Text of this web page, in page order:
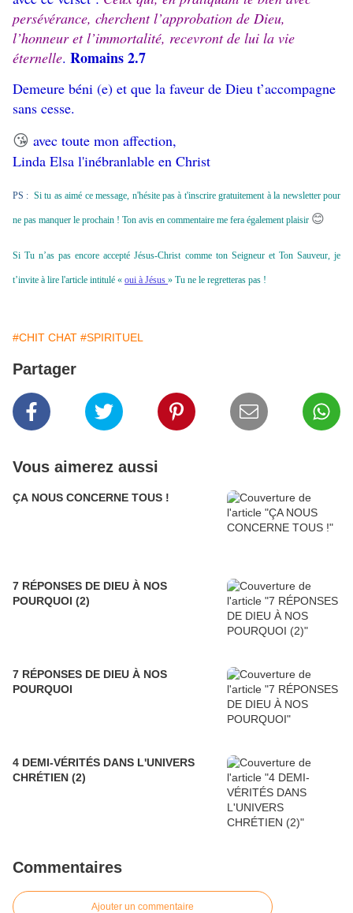
persévérance, cherchent l’approbation de Dieu,
l’honneur et l’immortalité, recevront de lui la vie
éternelle. Romains 2.7
Demeure béni (e) et que la faveur de Dieu t’accompagne
sans cesse.
😘 avec toute mon affection,
Linda Elsa l'inébranlable en Christ
PS : Si tu as aimé ce message, n'hésite pas à t'inscrire gratuitement à la newsletter pour
ne pas manquer le prochain ! Ton avis en commentaire me fera également plaisir 😊
Si Tu n’as pas encore accepté Jésus-Christ comme ton Seigneur et Ton Sauveur, je
t’invite à lire l'article intitulé « oui à Jésus » Tu ne le regretteras pas !
#CHIT CHAT #SPIRITUEL
Partager
Vous aimerez aussi
ÇA NOUS CONCERNE TOUS !
7 RÉPONSES DE DIEU À NOS
POURQUOI (2)
7 RÉPONSES DE DIEU À NOS
POURQUOI
4 DEMI-VÉRITÉS DANS L'UNIVERS
CHRÉTIEN (2)
Commentaires
Ajouter un commentaire